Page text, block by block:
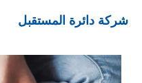
إلىشركة دائرة المستقبل